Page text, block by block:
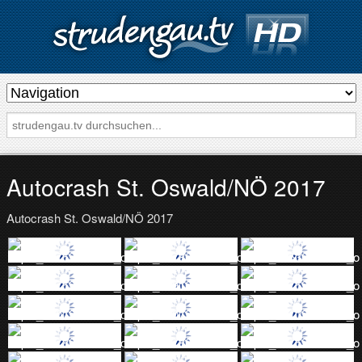
s
t
r
u
d
e
n
a
u
.
t
Autocrash St. Oswald/NÖ 2017
Autocrash St. Oswald/NÖ 2017